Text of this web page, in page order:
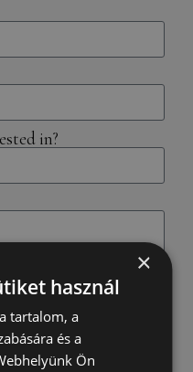
in?
me via the contact
details, please see
×
használ
tartalom, a
és a
Ön